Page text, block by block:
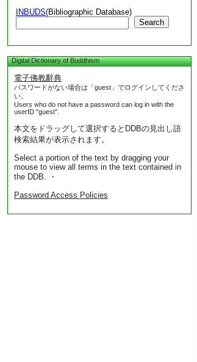
INBUDS(Bibliographic Database)
Search
Digital Dictionary of Buddhism
電子佛教辭典
パスワードがない場合は「guest」でログインしてくださ
い。
Users who do not have a password can log in with the
userID "guest".
本文をドラッグして選択するとDDBの見出し語
検索結果が表示されます。
Select a portion of the text by dragging your
mouse to view all terms in the text contained in
the DDB. ・
Password Access Policies